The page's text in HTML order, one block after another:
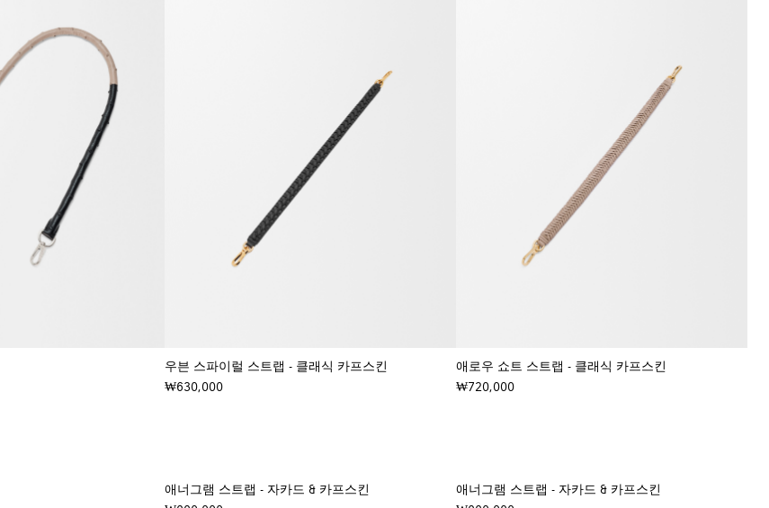
우븐 스파이럴 스트랩 - 클래식 카프스킨
₩630,000
애로우 쇼트 스트랩 - 클래식 카프스킨
₩720,000
애너그램 스트랩 - 자카드 & 카프스킨
애너그램 스트랩 - 자카드 & 카프스킨